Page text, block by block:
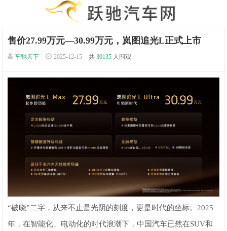
售价27.99万元—30.99万元，岚图追光L正式上市
车驰天下 2025-12-15 共 30135 人围观
“破晓”二字，从来不止是光阴的刻度，更是时代的坐标。2025
年，在智能化、电动化的时代浪潮下，中国汽车已然在SUV和